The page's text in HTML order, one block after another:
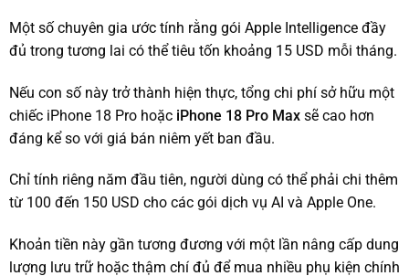
Một số chuyên gia ước tính rằng gói Apple Intelligence đầy
đủ trong tương lai có thể tiêu tốn khoảng 15 USD mỗi tháng.
Nếu con số này trở thành hiện thực, tổng chi phí sở hữu một
chiếc iPhone 18 Pro hoặc iPhone 18 Pro Max sẽ cao hơn
đáng kể so với giá bán niêm yết ban đầu.
Chỉ tính riêng năm đầu tiên, người dùng có thể phải chi thêm
từ 100 đến 150 USD cho các gói dịch vụ AI và Apple One.
Khoản tiền này gần tương đương với một lần nâng cấp dung
lượng lưu trữ hoặc thậm chí đủ để mua nhiều phụ kiện chính